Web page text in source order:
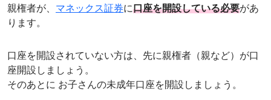
親権者が、 マネックス証券に口座を開設している必要があ
ります。
口座を開設されていない方は、先に親権者（親など）が口
座開設しましょう。
そのあとに お子さんの未成年口座を開設しましょう。